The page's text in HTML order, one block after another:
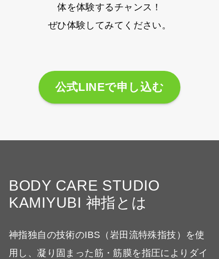
体を体験するチャンス！
ぜひ体験してみてください。
公式LINEで申し込む
BODY CARE STUDIO
KAMIYUBI 神指とは
神指独自の技術のIBS（岩田流特殊指技）を使
用し、凝り固まった筋・筋膜を指圧によりダイ